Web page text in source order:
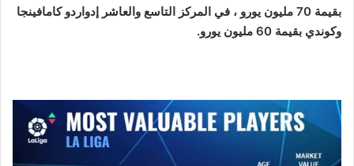
بقيمة 70 مليون يورو ، في المركز التاسع والعاشر إدواردو كامافينجا
وكوندي بقيمة 60 مليون يورو.